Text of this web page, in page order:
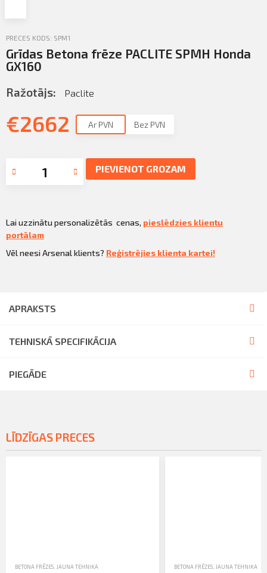
Iziet
PIETEIKTIES
PRECES KODS: SPM1
Grīdas Betona frēze PACLITE SPMH Honda
GX160
Ražotājs: Paclite
€2662 Ar PVN Bez PVN
PIEVIENOT GROZAM
Lai uzzinātu personalizētās cenas, pieslēdzies klientu
portālam
Vēl neesi Arsenal klients? Reģistrējies klienta kartei!
APRAKSTS
TEHNISKĀ SPECIFIKĀCIJA
PIEGĀDE
LĪDZĪGAS PRECES
BETONA FRĒZES JAUNA TEHNIKA BETONA FRĒZES, JAUNA TEHNIKA